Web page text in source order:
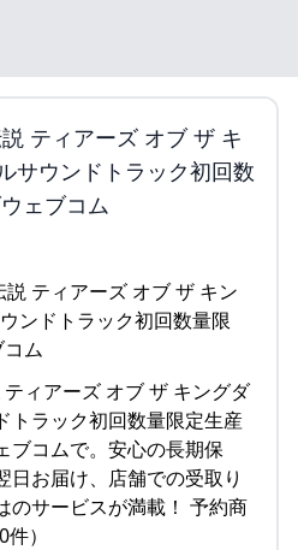
アキン
アキン 祠
アキン 武器
キン 攻略
説 ティアーズ オブ ザ キ
サウンドトラック初回数
ェブコム
ティアーズ オブ ザ キングダ
トラック初回数量限定生産
ブコムで。安心の長期保
日お届け、店舗での受取り
のサービスが満載！ 予約商
）